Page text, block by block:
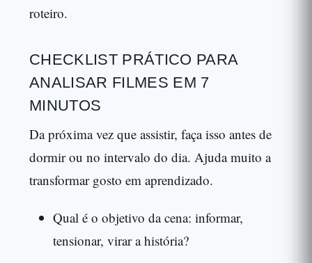
roteiro.
CHECKLIST PRÁTICO PARA
ANALISAR FILMES EM 7
MINUTOS
Da próxima vez que assistir, faça isso antes de
dormir ou no intervalo do dia. Ajuda muito a
transformar gosto em aprendizado.
Qual é o objetivo da cena: informar,
tensionar, virar a história?